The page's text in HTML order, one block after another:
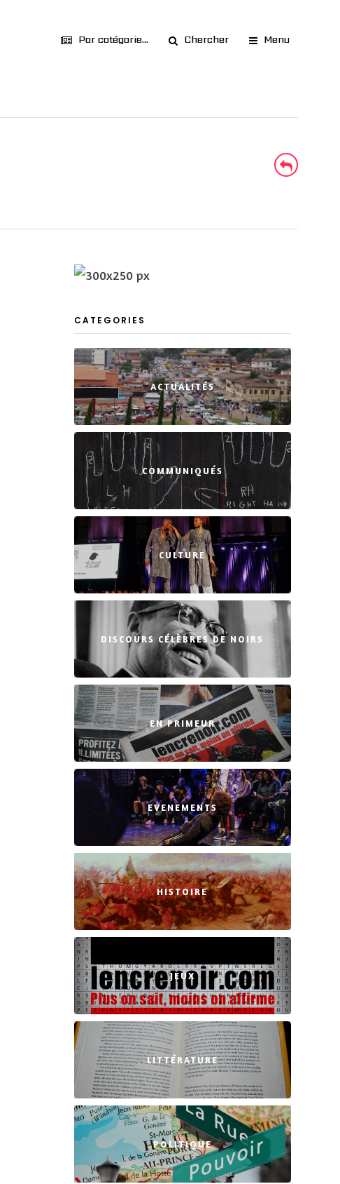
Par catégorie... Chercher Menu
CATEGORIES
ACTUALITÉS
COMMUNIQUÉS
CULTURE
DISCOURS CÉLÈBRES DE NOIRS
EN PRIMEUR
EVENEMENTS
HISTOIRE
JEUX
LITTÉRATURE
POLITIQUE